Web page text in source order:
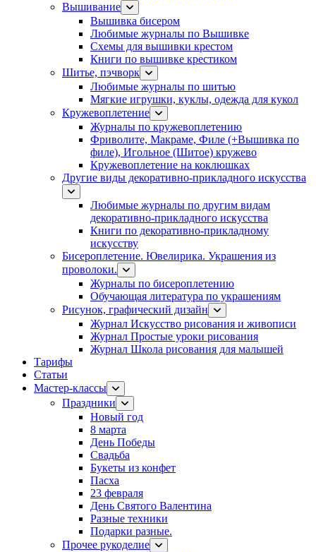
Вышивание
Вышивка бисером
Любимые журналы по Вышивке
Схемы для вышивки крестом
Книги по вышивке крестиком
Шитье, пэчворк
Любимые журналы по шитью
Мягкие игрушки, куклы, одежда для кукол
Кружевоплетение
Журналы по кружевоплетению
Фриволите, Макраме, Филе (+Вышивка по
филе), Игольное (Шитое) кружево
Кружевоплетение на коклюшках
Другие виды декоративно-прикладного искусства
Любимые журналы по другим видам
декоративно-прикладного искусства
Книги по декоративно-прикладному
искусству
Бисероплетение. Ювелирика. Украшения из
проволоки.
Журналы по бисероплетению
Обучающая литература по украшениям
Рисунок, графический дизайн
Журнал Искусство рисования и живописи
Журнал Простые уроки рисования
Журнал Школа рисования для малышей
Тарифы
Статьи
Мастер-классы
Праздники
Новый год
8 марта
День Победы
Свадьба
Букеты из конфет
Пасха
23 февраля
День Святого Валентина
Разные техники
Подарки разные.
Прочее рукоделие